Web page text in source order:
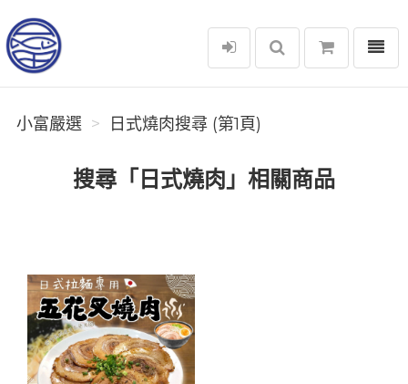
小富嚴選
選單
小富嚴選 日式燒肉搜尋 (第1頁)
搜尋「日式燒肉」相關商品